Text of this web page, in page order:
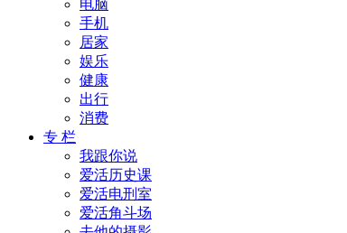
电脑
手机
居家
娱乐
健康
出行
消费
专 栏
我跟你说
爱活历史课
爱活电刑室
爱活角斗场